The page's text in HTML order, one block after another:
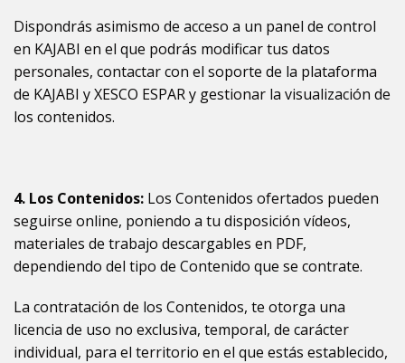
Dispondrás asimismo de acceso a un panel de control
en KAJABI en el que podrás modificar tus datos
personales, contactar con el soporte de la plataforma
de KAJABI y XESCO ESPAR y gestionar la visualización de
los contenidos.
4. Los Contenidos: Los Contenidos ofertados pueden
seguirse online, poniendo a tu disposición vídeos,
materiales de trabajo descargables en PDF,
dependiendo del tipo de Contenido que se contrate.
La contratación de los Contenidos, te otorga una
licencia de uso no exclusiva, temporal, de carácter
individual, para el territorio en el que estás establecido,